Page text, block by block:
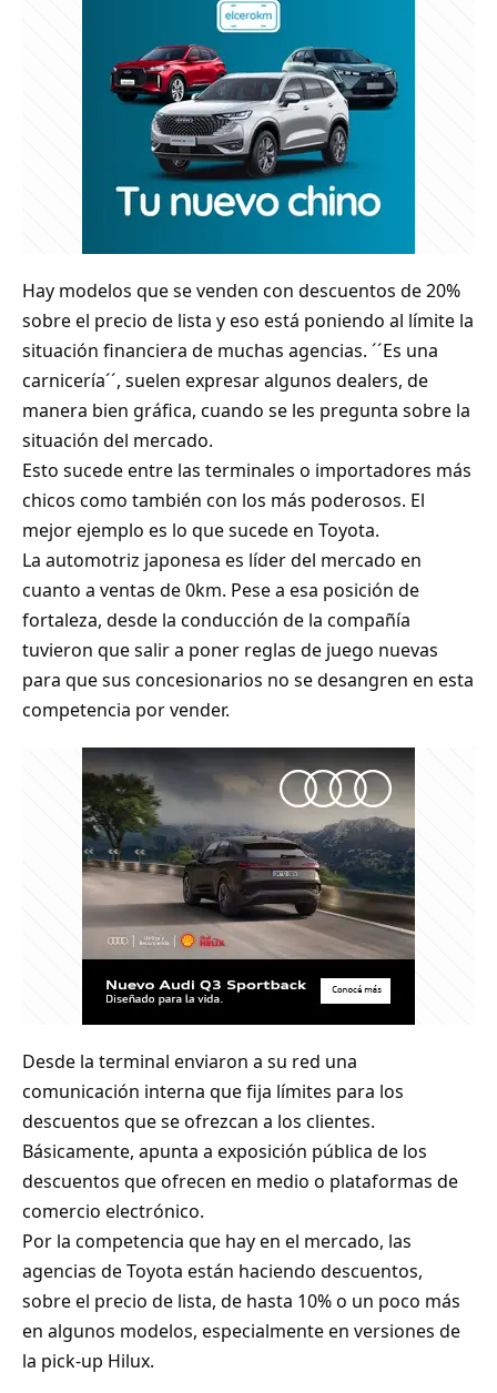
Hay modelos que se venden con descuentos de 20%
sobre el precio de lista y eso está poniendo al límite la
situación financiera de muchas agencias. ´´Es una
carnicería´´, suelen expresar algunos dealers, de
manera bien gráfica, cuando se les pregunta sobre la
situación del mercado.
Esto sucede entre las terminales o importadores más
chicos como también con los más poderosos. El
mejor ejemplo es lo que sucede en Toyota.
La automotriz japonesa es líder del mercado en
cuanto a ventas de 0km. Pese a esa posición de
fortaleza, desde la conducción de la compañía
tuvieron que salir a poner reglas de juego nuevas
para que sus concesionarios no se desangren en esta
competencia por vender.
Desde la terminal enviaron a su red una
comunicación interna que fija límites para los
descuentos que se ofrezcan a los clientes.
Básicamente, apunta a exposición pública de los
descuentos que ofrecen en medio o plataformas de
comercio electrónico.
Por la competencia que hay en el mercado, las
agencias de Toyota están haciendo descuentos,
sobre el precio de lista, de hasta 10% o un poco más
en algunos modelos, especialmente en versiones de
la pick-up Hilux.